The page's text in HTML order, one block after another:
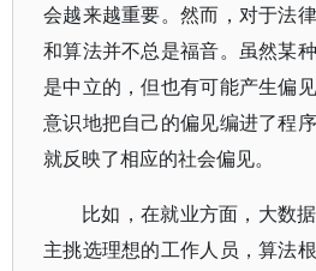
会越来越重要。然而，对于法
和算法并不总是福音。虽然某
是中立的，但也有可能产生偏
意识地把自己的偏见编进了程
就反映了相应的社会偏见。
比如，在就业方面，大数
主挑选理想的工作人员，算法